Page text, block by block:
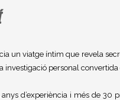
un viatge íntim que revela
investigació personal
d’experiència i més de